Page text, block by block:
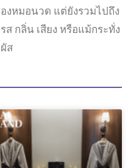
งหมอนวด แต่ยังรวมไปถึง
ส กลิ่น เสียง หรือแม้กระทั่ง
ส